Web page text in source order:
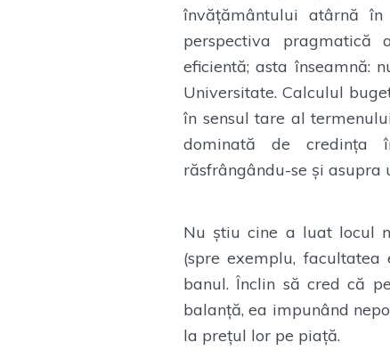
învățământului atârnă
perspectiva pragmatică
eficientă; asta înseamnă:
Universitate. Calculul
în sensul tare al
dominată de credința
răsfrângându-se și asupra
Nu știu cine a luat locul
(spre exemplu, facultatea
banul. Înclin să cred că
balanță, ea impunând
la prețul lor pe piață.